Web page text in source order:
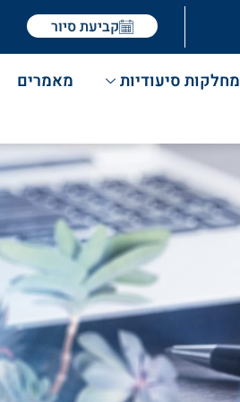
קביעת סיור
מחלקות סיעודיות
מאמרים